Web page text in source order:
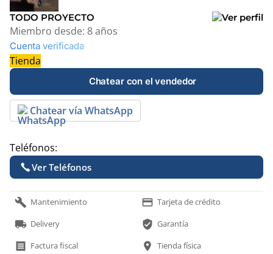
TODO PROYECTO
Miembro desde: 8 años
Cuenta verificada
Tienda
Chatear con el vendedor
Chatear vía WhatsApp
Teléfonos:
Ver Teléfonos
build Mantenimiento payment Tarjeta de crédito
local_shipping Delivery verified_user Garantía
receipt Factura fiscal location_on Tienda física